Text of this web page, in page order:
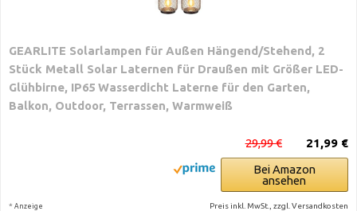
GEARLITE Solarlampen für Außen Hängend/Stehend, 2
Stück Metall Solar Laternen für Draußen mit Größer LED-
Glühbirne, IP65 Wasserdicht Laterne für den Garten,
Balkon, Outdoor, Terrassen, Warmweiß
21,99 €
29,99 €
Bei Amazon
ansehen
* Anzeige Preis inkl. MwSt., zzgl. Versandkosten